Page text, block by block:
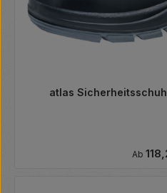
atlas Sicherheitsschuh
Ab